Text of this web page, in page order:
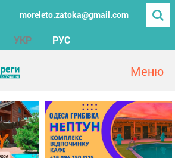
moreleto.zatoka@gmail.com
УКР РУС